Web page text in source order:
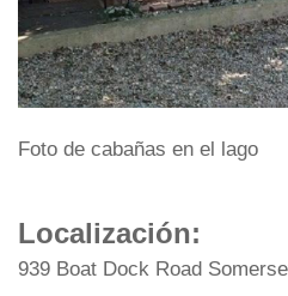
Foto de cabañas en el lago
Localización:
939 Boat Dock Road